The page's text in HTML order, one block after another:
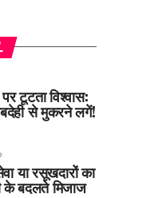
टूटता विश्वास:
से मुकरने लगें!
या रसूखदारों का
के बदलते मिजाज